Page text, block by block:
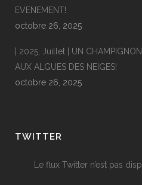
EVENEMENT!
octobre 26, 2025
| 2025, Juillet | UN
AUX ALGUES DES NEIGES!
octobre 26, 2025
TWITTER
Le flux Twitter n’est pas